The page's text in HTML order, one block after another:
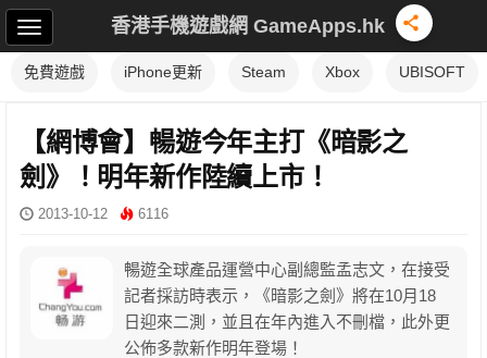
香港手機遊戲網 GameApps.hk
免費遊戲 iPhone更新 Steam Xbox UBISOFT
【網博會】暢遊今年主打《暗影之
劍》！明年新作陸續上市！
2013-10-12 6116
暢遊全球產品運營中心副總監孟志文，在接受
記者採訪時表示，《暗影之劍》將在10月18
日迎來二測，並且在年內進入不刪檔，此外更
公佈多款新作明年登場！